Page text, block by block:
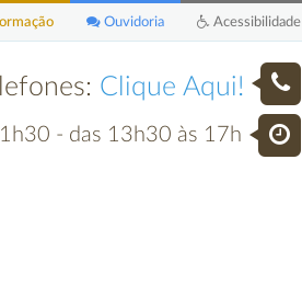
Acessibilidade
Ouvidoria
Clique Aqui!
- das 13h30 às 17h